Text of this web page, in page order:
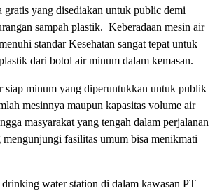
gratis yang disediakan untuk public demi
sampah plastik. Keberadaan mesin air
standar Kesehatan sangat tepat untuk
dari botol air minum dalam kemasan.
siap minum yang diperuntukkan untuk publik
mesinnya maupun kapasitas volume air
masyarakat yang tengah dalam perjalanan
mengunjungi fasilitas umum bisa menikmati
water station di dalam kawasan PT